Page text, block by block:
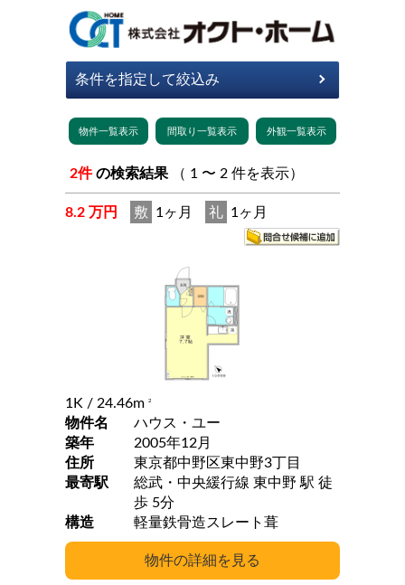
2件 の検索結果 （ 1 〜 2 件を表示）
8.2 万円 敷 1ヶ月 礼 1ヶ月
1K / 24.46m 2
物件名
ハウス・ユー
築年
2005年12月
住所
東京都中野区東中野3丁目
最寄駅
総武・中央緩行線 東中野 駅 徒
歩 5分
構造
軽量鉄骨造スレート葺